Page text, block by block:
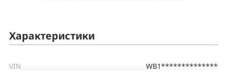
Характеристики
VIN WB1**************